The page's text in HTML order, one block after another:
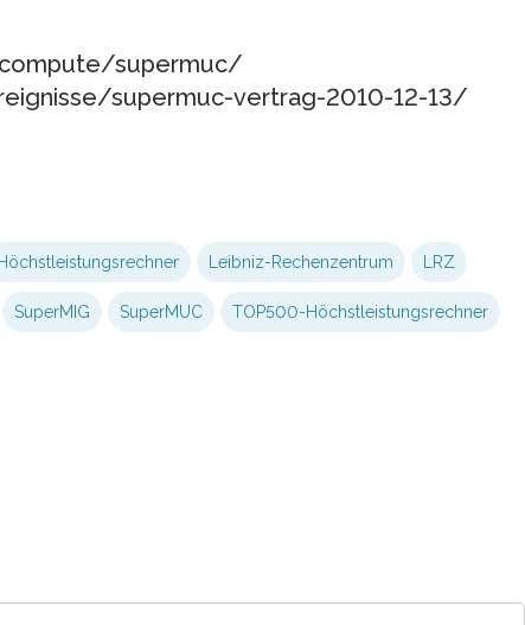
supermuc/
supermuc-vertrag-2010-12-13/
Höchstleistungsrechner Leibniz-Rechenzentrum LRZ
SuperMIG SuperMUC TOP500-Höchstleistungsrechner